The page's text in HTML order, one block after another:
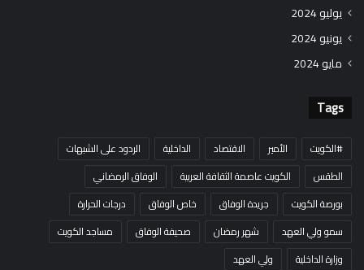
يوليو 2024
يونيو 2024
مايو 2024
Tags
#الكويت الأمير الاقتصاد الداخلية
الردود على الشبهات
الطقس
الكويت عاصمة الثقافة العربية
الوفاق الرمضاني
بورصة الكويت
جريدة الوفاق خاص الوفاق
درجات الحرارة
سمو ولي العهد
شهر رمضان صحيفة الوفاق
مساجد الكويت
وزارة الداخلية
ولي العهد